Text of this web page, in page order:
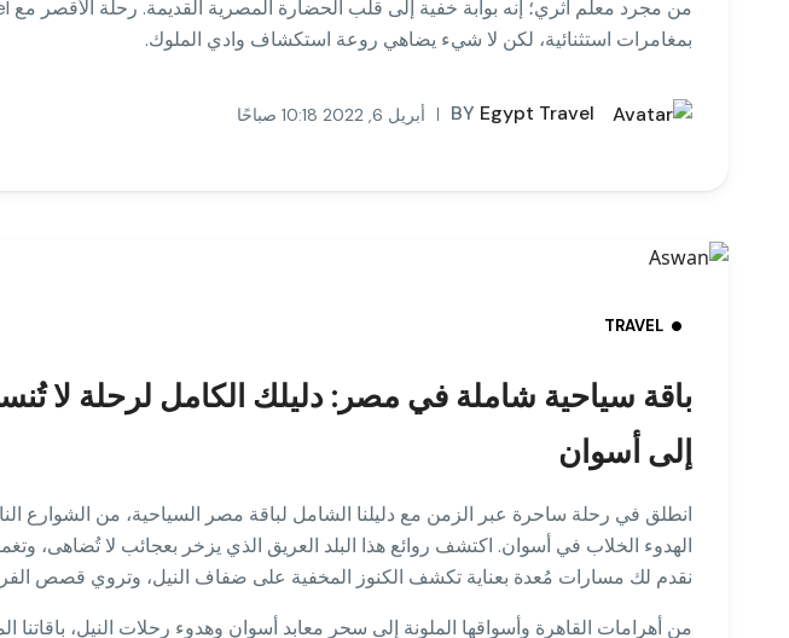
بمغامرات استثنائية، لكن لا شيء يضاهي روعة استكشاف وادي الملوك.
BY Egypt Travel أبريل 6, 2022 10:18 صباحًا
TRAVEL
باقة سياحية شاملة في مصر: دليلك الكامل لرحلة لا
إلى أسوان
انطلق في رحلة ساحرة عبر الزمن مع دليلنا الشامل لباقة مصر السياحية، من الشوارع
الهدوء الخلاب في أسوان. اكتشف روائع هذا البلد العريق الذي يزخر بعجائب لا تُضاهى،
نقدم لك مسارات مُعدة بعناية تكشف الكنوز المخفية على ضفاف النيل، وتروي قصص
من أهرامات القاهرة وأسواقها الملونة إلى سحر معابد أسوان وهدوء رحلات النيل، باقاتنا